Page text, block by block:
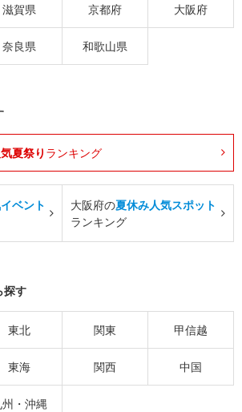
滋賀県 京都府 大阪府
奈良県 和歌山県
夏祭り ランキング
ベント
大阪府の夏休み人気スポット
ランキング
探す
東北 関東 甲信越
東海 関西 中国
州・沖縄